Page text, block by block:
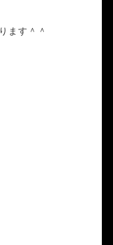
ます＾＾